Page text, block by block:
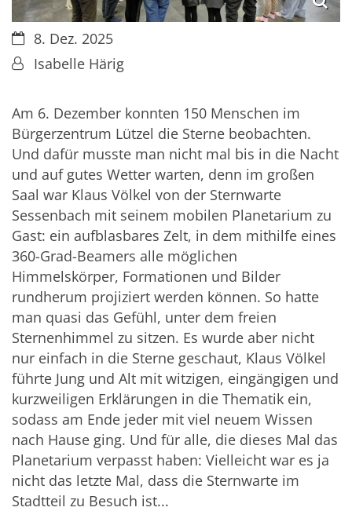
Datum:8. Dez. 2025
Von:Isabelle Härig
Am 6. Dezember konnten 150 Menschen im
Bürgerzentrum Lützel die Sterne beobachten.
Und dafür musste man nicht mal bis in die Nacht
und auf gutes Wetter warten, denn im großen
Saal war Klaus Völkel von der Sternwarte
Sessenbach mit seinem mobilen Planetarium zu
Gast: ein aufblasbares Zelt, in dem mithilfe eines
360-Grad-Beamers alle möglichen
Himmelskörper, Formationen und Bilder
rundherum projiziert werden können. So hatte
man quasi das Gefühl, unter dem freien
Sternenhimmel zu sitzen. Es wurde aber nicht
nur einfach in die Sterne geschaut, Klaus Völkel
führte Jung und Alt mit witzigen, eingängigen und
kurzweiligen Erklärungen in die Thematik ein,
sodass am Ende jeder mit viel neuem Wissen
nach Hause ging. Und für alle, die dieses Mal das
Planetarium verpasst haben: Vielleicht war es ja
nicht das letzte Mal, dass die Sternwarte im
Stadtteil zu Besuch ist...